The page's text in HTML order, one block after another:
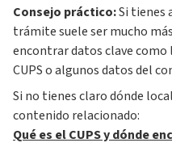
Consejo práctico:Si tienes
trámite suele ser mucho
encontrar datos clave
CUPS o algunos datos del
Si no tienes claro dónde
contenido relacionado:
Qué es el CUPS y dónde